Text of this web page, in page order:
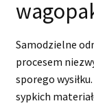
Samodzielne
procesem
sporego
sypkich